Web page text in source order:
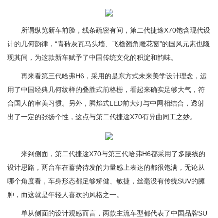
所谓纵览新车前脸，线条疏密有间，第二代捷途X70饱含现代设
计的几何韵律，“青砖灰瓦马头墙、飞檐翘角雕花窗”的国风元素也隐
现其间，为这款新车赋予了中国传统文化的积淀和韵味。
再来看第三代哈弗H6，采用的是东方式未来美学设计理念，运
用了中国经典几何纹样的叠胜式前格栅，看起来确实足够大气，符
合国人的审美习惯。另外，腾焰式LED前大灯与中网相结合，透射
出了一定的张扬个性，这点与第二代捷途X70有异曲同工之妙。
来到侧面，第二代捷途X70与第三代哈弗H6都采用了多腰线的
设计思路，两台车在蓄势待发的力量感上表达的都很饱满，无论从
哪个角度看，车身形态都足够矫健、敏捷，丝毫没有传统SUV的臃
肿，而这就是年轻人喜欢的风格之一。
单从侧面的设计观感而言，两款主流车型都代表了中国品牌SU